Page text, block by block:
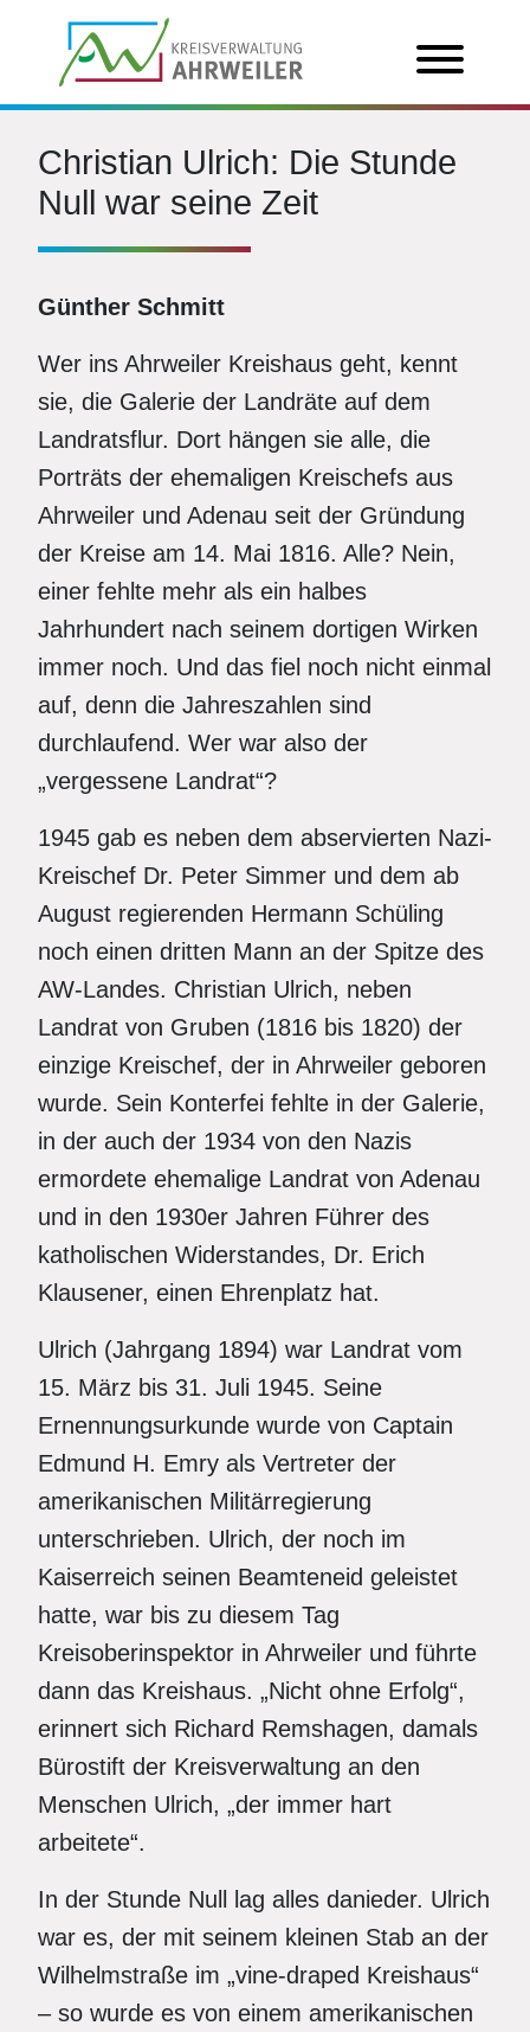
Christian Ulrich: Die Stunde
Null war seine Zeit
Günther Schmitt
Wer ins Ahrweiler Kreishaus geht, kennt
sie, die Galerie der Landräte auf dem
Landratsflur. Dort hängen sie alle, die
Porträts der ehemaligen Kreischefs aus
Ahrweiler und Adenau seit der Gründung
der Kreise am 14. Mai 1816. Alle? Nein,
einer fehlte mehr als ein halbes
Jahrhundert nach seinem dortigen Wirken
immer noch. Und das fiel noch nicht einmal
auf, denn die Jahreszahlen sind
durchlaufend. Wer war also der
„vergessene Landrat“?
1945 gab es neben dem abservierten Nazi-
Kreischef Dr. Peter Simmer und dem ab
August regierenden Hermann Schüling
noch einen dritten Mann an der Spitze des
AW-Landes. Christian Ulrich, neben
Landrat von Gruben (1816 bis 1820) der
einzige Kreischef, der in Ahrweiler geboren
wurde. Sein Konterfei fehlte in der Galerie,
in der auch der 1934 von den Nazis
ermordete ehemalige Landrat von Adenau
und in den 1930er Jahren Führer des
katholischen Widerstandes, Dr. Erich
Klausener, einen Ehrenplatz hat.
Ulrich (Jahrgang 1894) war Landrat vom
15. März bis 31. Juli 1945. Seine
Ernennungsurkunde wurde von Captain
Edmund H. Emry als Vertreter der
amerikanischen Militärregierung
unterschrieben. Ulrich, der noch im
Kaiserreich seinen Beamteneid geleistet
hatte, war bis zu diesem Tag
Kreisoberinspektor in Ahrweiler und führte
dann das Kreishaus. „Nicht ohne Erfolg“,
erinnert sich Richard Remshagen, damals
Bürostift der Kreisverwaltung an den
Menschen Ulrich, „der immer hart
arbeitete“.
In der Stunde Null lag alles danieder. Ulrich
war es, der mit seinem kleinen Stab an der
Wilhelmstraße im „vine-draped Kreishaus“
– so wurde es von einem amerikanischen